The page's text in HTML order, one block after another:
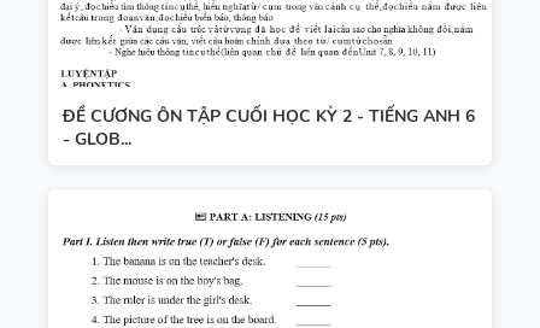
ĐỀ CƯƠNG ÔN TẬP CUỐI HỌC KỲ 2 - TIẾNG ANH 6
- GLOB...